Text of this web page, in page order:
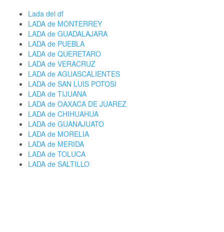
Lada del df
LADA de MONTERREY
LADA de GUADALAJARA
LADA de PUEBLA
LADA de QUERETARO
LADA de VERACRUZ
LADA de AGUASCALIENTES
LADA de SAN LUIS POTOSI
LADA de TIJUANA
LADA de OAXACA DE JUAREZ
LADA de CHIHUAHUA
LADA de GUANAJUATO
LADA de MORELIA
LADA de MERIDA
LADA de TOLUCA
LADA de SALTILLO